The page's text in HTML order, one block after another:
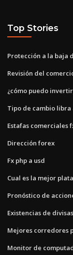
Top Stories
Protección a la baja
Revisión del
¿cómo puedo
Tipo de cambio
Estafas comerciales
Dirección forex
Fx php a usd
Cual es la mejor
Pronóstico de
Existencias de
Mejores corredores
Monitor de